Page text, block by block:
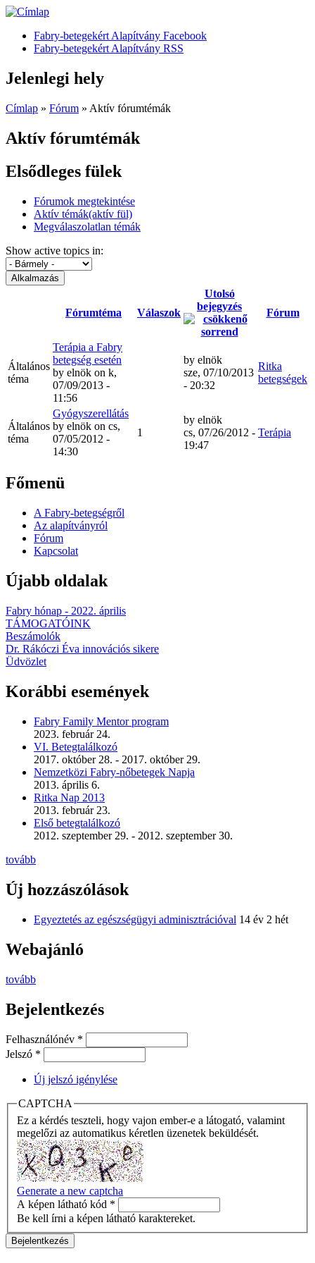
Fabry-betegekért Alapítvány Facebook
Fabry-betegekért Alapítvány RSS
Jelenlegi hely
Címlap » Fórum » Aktív fórumtémák
Aktív fórumtémák
Elsődleges fülek
Fórumok megtekintése
Aktív témák(aktív fül)
Megválaszolatlan témák
Show active topics in:
Fórumtéma Válaszok
Utolsó
bejegyzés
Fórum
Általános
téma
Terápia a Fabry
betegség esetén
by elnök on k,
07/09/2013 -
11:56
by elnök
sze, 07/10/2013
- 20:32
Ritka
betegségek
Általános
téma
Gyógyszerellátás
by elnök on cs,
07/05/2012 -
14:30
1
by elnök
cs, 07/26/2012 -
19:47
Terápia
Főmenü
A Fabry-betegségről
Az alapítványról
Fórum
Kapcsolat
Újabb oldalak
Fabry hónap - 2022. április
TÁMOGATÓINK
Beszámolók
Dr. Rákóczi Éva innovációs sikere
Üdvözlet
Korábbi események
Fabry Family Mentor program
2023. február 24.
VI. Betegtalálkozó
2017. október 28. - 2017. október 29.
Nemzetközi Fabry-nőbetegek Napja
2013. április 6.
Ritka Nap 2013
2013. február 23.
Első betegtalálkozó
2012. szeptember 29. - 2012. szeptember 30.
tovább
Új hozzászólások
Egyeztetés az egészségügyi adminisztrációval 14 év 2 hét
Webajánló
tovább
Bejelentkezés
Felhasználónév *
Jelszó *
Új jelszó igénylése
CAPTCHA
Ez a kérdés teszteli, hogy vajon ember-e a látogató, valamint
megelőzi az automatikus kéretlen üzenetek beküldését.
Generate a new captcha
A képen látható kód *
Be kell írni a képen látható karaktereket.